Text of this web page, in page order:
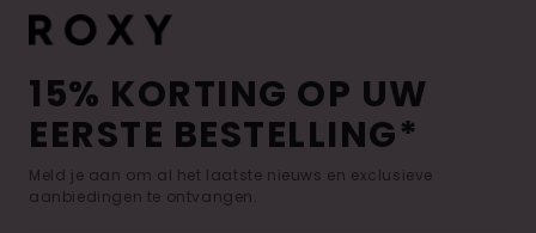
15% KORTING OP UW
EERSTE BESTELLING*
Meld je aan om al het laatste nieuws en exclusieve
aanbiedingen te ontvangen.